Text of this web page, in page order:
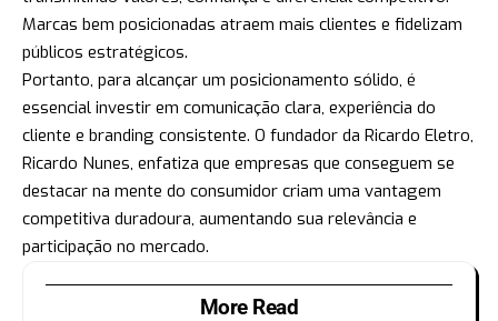
Marcas bem posicionadas atraem mais clientes e fidelizam
públicos estratégicos.
Portanto, para alcançar um posicionamento sólido, é
essencial investir em comunicação clara, experiência do
cliente e branding consistente. O fundador da Ricardo Eletro,
Ricardo Nunes, enfatiza que empresas que conseguem se
destacar na mente do consumidor criam uma vantagem
competitiva duradoura, aumentando sua relevância e
participação no mercado.
More Read